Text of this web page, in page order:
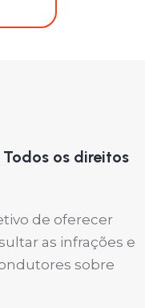
Todos os direitos
de oferecer
as infrações e
sobre